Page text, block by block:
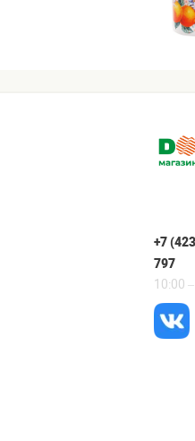
+7
797
10:00